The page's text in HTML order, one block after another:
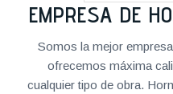
EMPRESA DE
Somos la mejor
ofrecemos máxima
cualquier tipo de obra.